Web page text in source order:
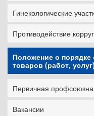
Гинекологические
Противодействие
Положение о порядке
товаров (работ,
Первичная
Вакансии